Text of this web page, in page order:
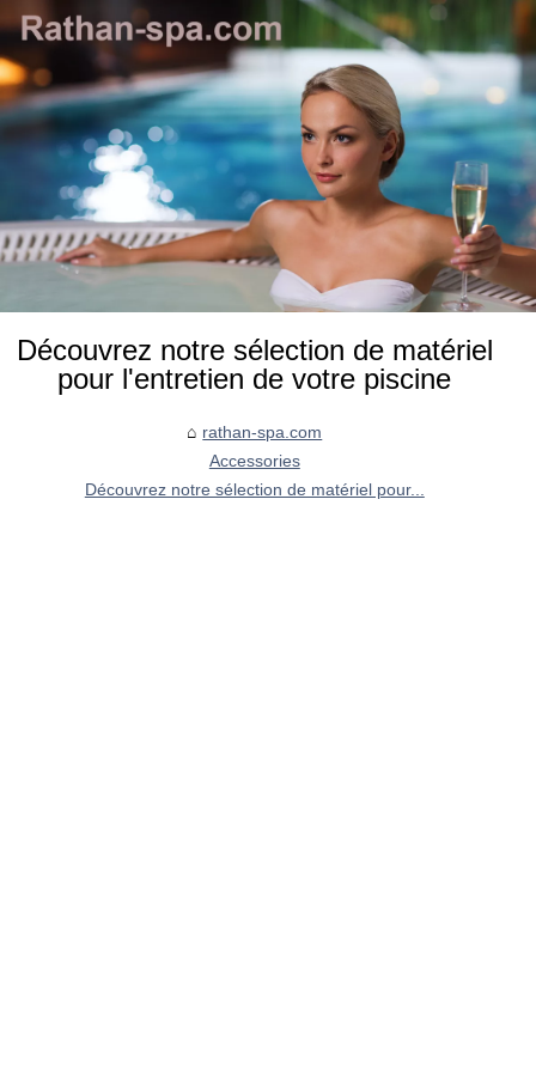
Découvrez notre sélection de matériel
pour l'entretien de votre piscine
rathan-spa.com
Accessories
Découvrez notre sélection de matériel pour...